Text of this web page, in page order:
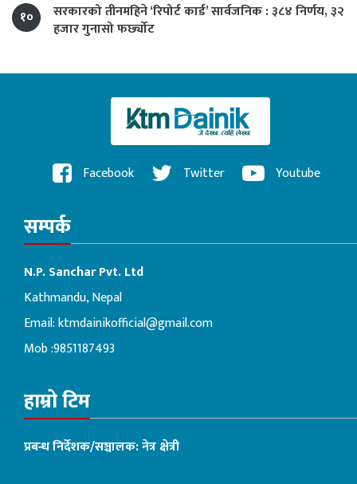
१०
सरकारको तीनमहिने ‘रिपोर्ट कार्ड’ सार्वजनिक : ३८४ निर्णय, ३२
हजार गुनासो फर्छ्योट
Facebook Twitter Youtube
सम्पर्क
N.P. Sanchar Pvt. Ltd
Kathmandu, Nepal
Email:ktmdainikofficial@gmail.com
Mob :9851187493
हाम्रो टिम
प्रबन्ध निर्देशक/सञ्चालक: नेत्र क्षेत्री